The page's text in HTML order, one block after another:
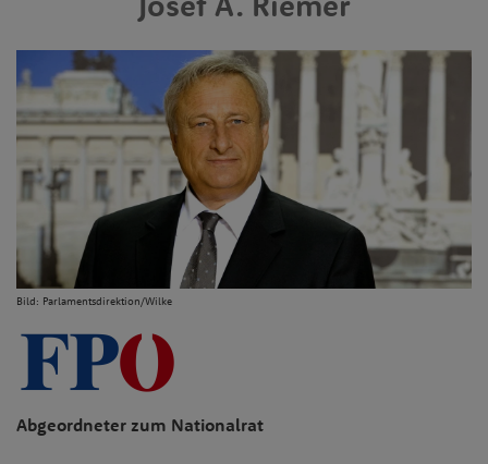
Bild: Parlamentsdirektion/Wilke
Abgeordneter zum Nationalrat